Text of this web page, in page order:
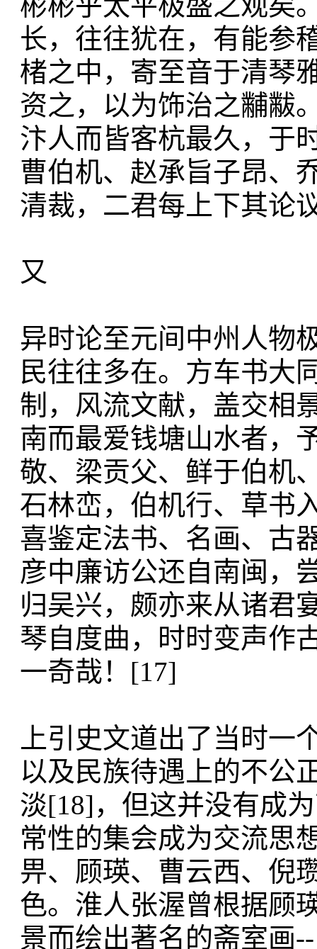
长，往往犹在，有能参
楮之中，寄至音于清琴
资之，以为饰治之黼黻
汴人而皆客杭最久，于
曹伯机、赵承旨子昂、
清裁，二君每上下其论
又
异时论至元间中州人物
民往往多在。方车书大
制，风流文献，盖交相
南而最爱钱塘山水者，
敬、梁贡父、鲜于伯机
石林峦，伯机行、草书
喜鉴定法书、名画、古
彦中廉访公还自南闽，
归吴兴，颇亦来从诸君
琴自度曲，时时变声作
一奇哉！[17]
上引史文道出了当时一
以及民族待遇上的不公
淡[18]，但这并没有成
常性的集会成为交流思
畀、顾瑛、曹云西、倪
色。淮人张渥曾根据顾
景而绘出著名的斋室画